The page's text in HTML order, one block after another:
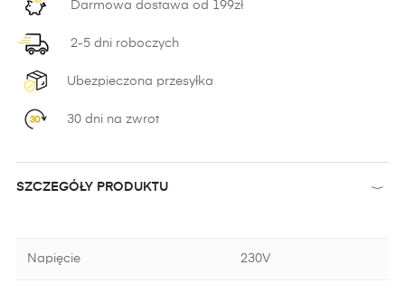
Darmowa dostawa od 199zł
2-5 dni roboczych
Ubezpieczona przesyłka
30 dni na zwrot
SZCZEGÓŁY PRODUKTU
Napięcie 230V